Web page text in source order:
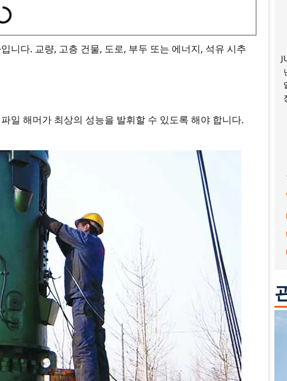
니다. 교량, 고층 건물, 도로, 부두 또는 에너지, 석유 시추
일 해머가 최상의 성능을 발휘할 수 있도록 해야 합니다.